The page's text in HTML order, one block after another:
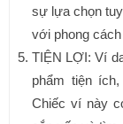
sự lựa chọn
với phong
TIỆN LỢI: Ví
phẩm tiện
Chiếc ví này